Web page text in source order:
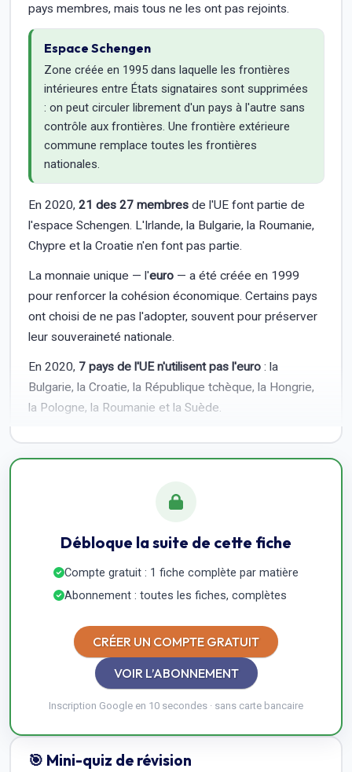
pays membres, mais tous ne les ont pas rejoints.
Espace Schengen
Zone créée en 1995 dans laquelle les frontières
intérieures entre États signataires sont supprimées
: on peut circuler librement d'un pays à l'autre sans
contrôle aux frontières. Une frontière extérieure
commune remplace toutes les frontières
nationales.
En 2020, 21 des 27 membresde l'UE font partie de
l'espace Schengen. L'Irlande, la Bulgarie, la Roumanie,
Chypre et la Croatie n'en font pas partie.
La monnaie unique — l'euro— a été créée en 1999
pour renforcer la cohésion économique. Certains pays
ont choisi de ne pas l'adopter, souvent pour préserver
leur souveraineté nationale.
En 2020, 7 pays de l'UE n'utilisent pas l'euro: la
Bulgarie, la Croatie, la République tchèque, la Hongrie,
la Pologne, la Roumanie et la Suède.
Débloque la suite de cette fiche
Compte gratuit : 1 fiche complète par matière
Abonnement : toutes les fiches, complètes
CRÉER UN COMPTE GRATUIT
VOIR L’ABONNEMENT
Inscription Google en 10 secondes · sans carte bancaire
🎯 Mini-quiz de révision